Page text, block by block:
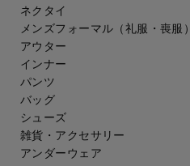
ネクタイ
メンズフォーマル （礼服・喪服）
アウター
インナー
パンツ
バッグ
シューズ
雑貨・アクセサリー
アンダーウェア